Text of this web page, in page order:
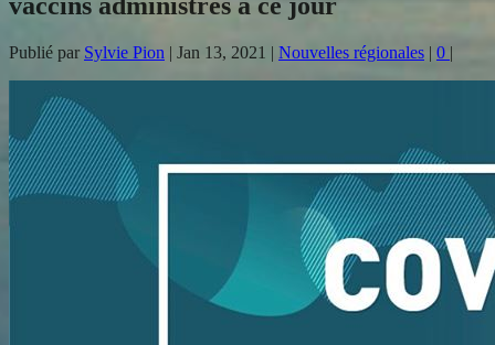
Publié par Sylvie Pion | Jan 13, 2021 | Nouvelles régionales | 0 |